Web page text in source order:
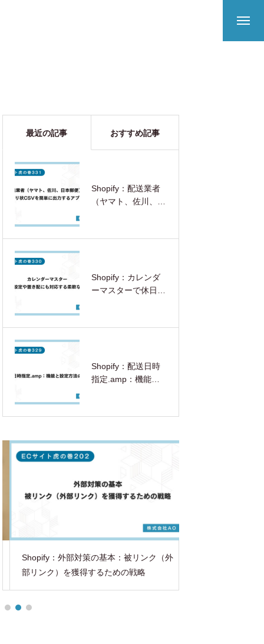
最近の記事 おすすめ記事
Shopify：配送業者
（ヤマト、佐川、日
るアプリ完全ガイド
Shopify：カレンダ
ーマスターで休日設
指定を実現する方法
Shopify：配送日時
指定.amp：機能と
Shopify：外部対策の基本：被リンク（外
部リンク）を獲得するための戦略